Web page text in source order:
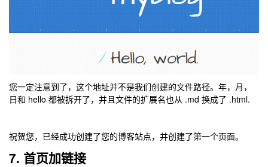
您一定注意到了，这个地址并不是我们创建的文件路径。年，月，
日和 hello 都被拆开了，并且文件的扩展名也从 .md 换成了 .html.
祝贺您，已经成功创建了您的博客站点，并创建了第一个页面。
7. 首页加链接